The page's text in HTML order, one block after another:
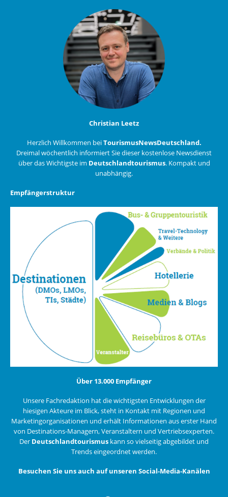
Christian Leetz
Herzlich Willkommen beiTourismusNewsDeutschland.
Dreimal wöchentlich informiert Sie dieser kostenlose Newsdienst
über das Wichtigste im Deutschlandtourismus. Kompakt und
unabhängig.
Empfängerstruktur
Über 13.000 Empfänger
Unsere Fachredaktion hat die wichtigsten Entwicklungen der
hiesigen Akteure im Blick, steht in Kontakt mit Regionen und
Marketingorganisationen und erhält Informationen aus erster Hand
von Destinations-Managern, Veranstaltern und Vertriebsexperten.
Der Deutschlandtourismus kann so vielseitig abgebildet und
Trends eingeordnet werden.
Besuchen Sie uns auch auf unseren Social-Media-Kanälen